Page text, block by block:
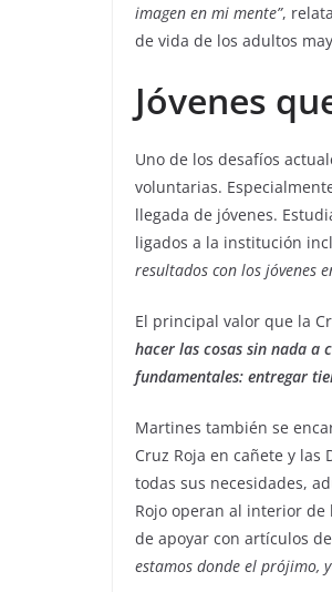
imagen en mi mente”,
de vida de los adultos
Jóvenes
Uno de los desafíos
voluntarias.
llegada de jóvenes.
ligados a la institución
resultados con los jóvenes
El principal valor que la
hacer las cosas sin nada a
fundamentales: entregar
Martines también se
Cruz Roja en cañete y
todas sus necesidades,
Rojo operan al interior de
de apoyar con artículos
estamos donde el prójimo,